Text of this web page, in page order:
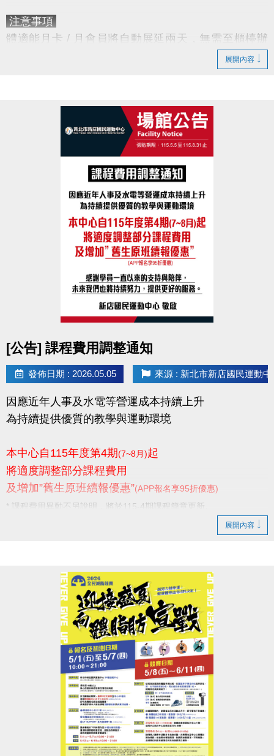
注意事項
體適能月卡 / 月會員將自動展延兩天，無需至櫃檯辦
感謝您的配合
展開內容
[公告] 課程費用調整通知
發佈日期 : 2026.05.05 來源 : 新北市新店國民運動中
因應近年人事及水電等營運成本持續上升
為持續提供優質的教學與運動環境
本中心自115年度第4期(7~8月)起
將適度調整部分課程費用
及增加”舊生原班續報優惠”(APP報名享95折優惠)
* 課程費用異動不另說明，將於115-4期課程簡章更新。
新店國民運動中心 敬啟
展開內容